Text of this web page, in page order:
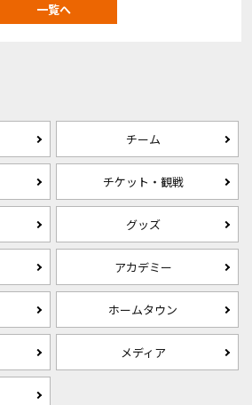
一覧へ
チーム
チケット・観戦
グッズ
アカデミー
ホームタウン
メディア